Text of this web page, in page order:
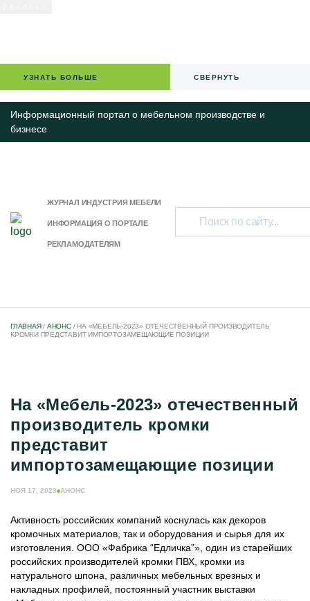
УЗНАТЬ БОЛЬШЕ СВЕРНУТЬ
Информационный портал о мебельном производстве и
бизнесе
ЖУРНАЛ ИНДУСТРИЯ МЕБЕЛИ
ИНФОРМАЦИЯ О ПОРТАЛЕ
РЕКЛАМОДАТЕЛЯМ
ГЛАВНАЯ/ АНОНС/ НА «МЕБЕЛЬ-2023» ОТЕЧЕСТВЕННЫЙ ПРОИЗВОДИТЕЛЬ
КРОМКИ ПРЕДСТАВИТ ИМПОРТОЗАМЕЩАЮЩИЕ ПОЗИЦИИ
На «Мебель-2023» отечественный
производитель кромки
представит
импортозамещающие позиции
НОЯ 17, 2023 АНОНС
Активность российских компаний коснулась как декоров
кромочных материалов, так и оборудования и сырья для их
изготовления. ООО «Фабрика “Едличка”», один из старейших
российских производителей кромки ПВХ, кромки из
натурального шпона, различных мебельных врезных и
накладных профилей, постоянный участник выставки